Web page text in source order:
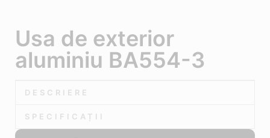
Usa de exterior
aluminiu BA554-3
DESCRIERE
SPECIFICAȚII